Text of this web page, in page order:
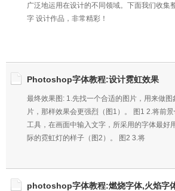
广泛地运用在设计的不同领域。下面我们收集
字 设计作品，非常精彩！
Photoshop字体教程:设计霓虹效果
最终效果图: 1.先找一个合适的图片，用来做
片，那样效果会更强烈（图1）。 图1 2.将前
工具，在画面中输入文字，所采用的字体最好
际的霓虹灯的样子（图2）。 图2 3.将
photoshop字体教程:燃烧字体,火焰字